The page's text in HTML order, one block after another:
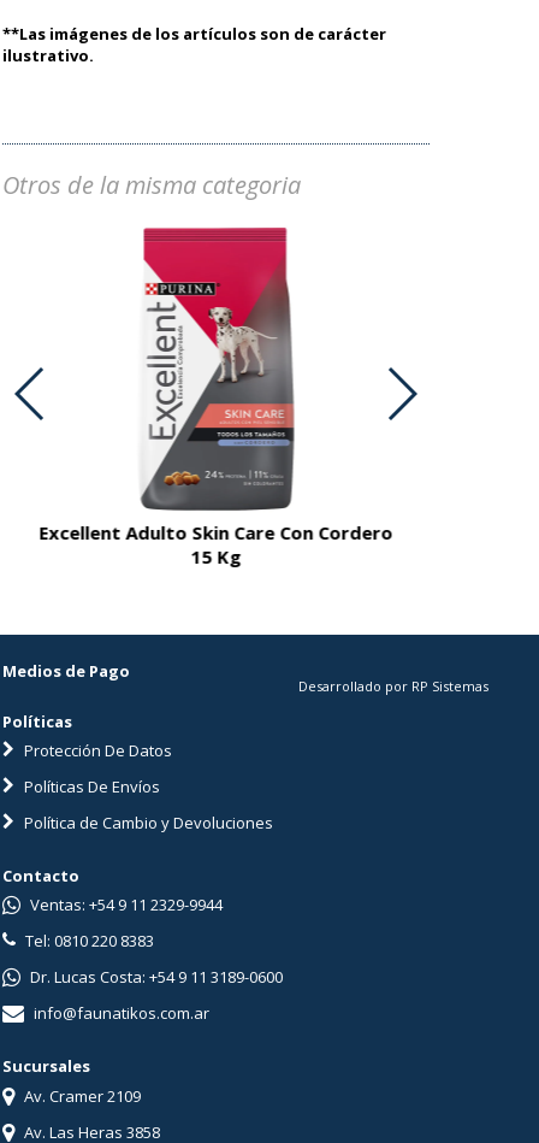
**Las imágenes de los artículos son de carácter
ilustrativo.
Otros de la misma categoria
Excellent Adulto Skin Care Con Cordero
15 Kg
Medios de Pago
Políticas
Protección De Datos
Políticas De Envíos
Política de Cambio y Devoluciones
Desarrollado por RP Sistemas
Contacto
Ventas: +54 9 11 2329-9944
Tel: 0810 220 8383
Dr. Lucas Costa: +54 9 11 3189-0600
info@faunatikos.com.ar
Sucursales
Av. Cramer 2109
Av. Las Heras 3858